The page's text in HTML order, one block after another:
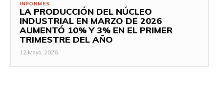
INFORMES
LA PRODUCCIÓN DEL NÚCLEO
INDUSTRIAL EN MARZO DE 2026
AUMENTÓ 10% Y 3% EN EL PRIMER
TRIMESTRE DEL AÑO
12 Mayo, 2026